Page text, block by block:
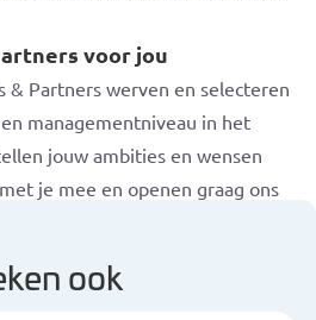
voor jou
& Partners werven en selecteren
managementniveau in het
jouw ambities en wensen
je mee en openen graag ons
ook